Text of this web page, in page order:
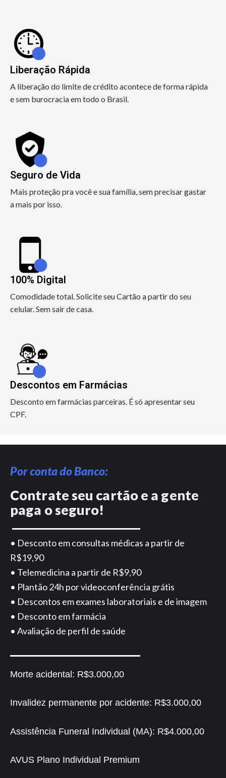
Liberação Rápida
A liberação do limite de crédito acontece de forma rápida
e sem burocracia em todo o Brasil.
Seguro de Vida
Mais proteção pra você e sua família, sem precisar gastar
a mais por isso.
100% Digital
Comodidade total. Solicite seu Cartão a partir do seu
celular. Sem sair de casa.
Descontos em Farmácias
Desconto em farmácias parceiras. É só apresentar seu
CPF.
Por conta do Banco:
Contrate seu cartão e a gente
paga o seguro!
• Desconto em consultas médicas a partir de
R$19,90
• Telemedicina a partir de R$9,90
• Plantão 24h por videoconferência grátis
• Descontos em exames laboratoriais e de imagem
• Desconto em farmácia
• Avaliação de perfil de saúde
Morte acidental: R$3.000,00
Invalidez permanente por acidente: R$3.000,00
Assistência Funeral Individual (MA): R$4.000,00
AVUS Plano Individual Premium